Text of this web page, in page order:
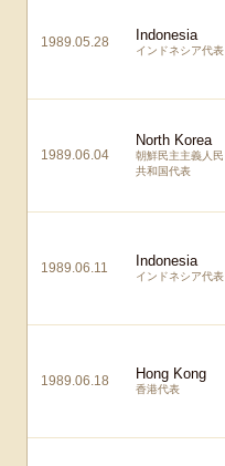
1989.05.28 Indonesia
インドネシア代表
1989.06.04
North Korea
朝鮮民主主義人民
共和国代表
1989.06.11 Indonesia
インドネシア代表
1989.06.18 Hong Kong
香港代表